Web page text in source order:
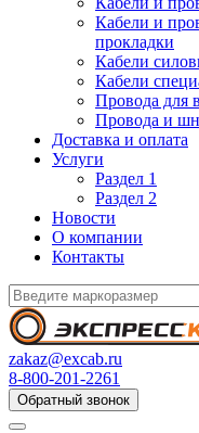
Кабели и
прокладки
Кабели
Кабели
Провода для
Провода и
Доставка и оплата
Услуги
Раздел 1
Раздел 2
Новости
О компании
Контакты
zakaz@excab.ru
8-800-201-2261
Обратный звонок